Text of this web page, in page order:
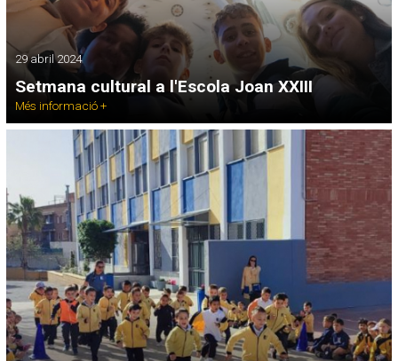
29 abril 2024
Setmana cultural a l'Escola Joan XXIII
Més informació +